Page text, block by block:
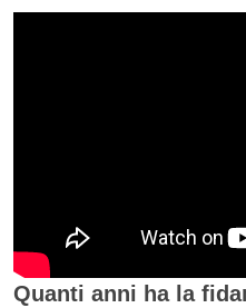
Quanti anni ha la